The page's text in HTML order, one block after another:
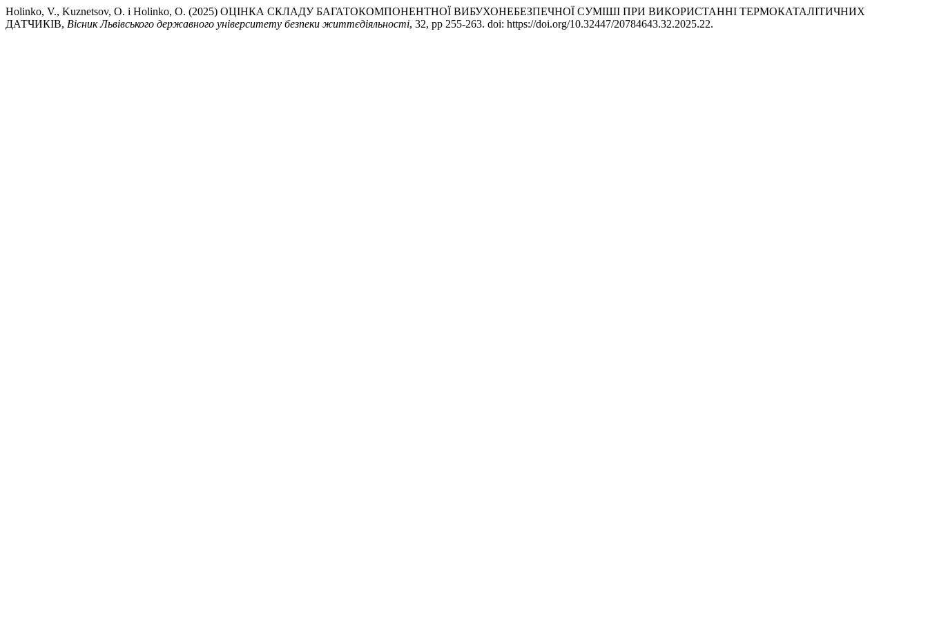
Holinko, V., Kuznetsov, O. і Holinko, O. (2025) ОЦІНКА СКЛАДУ БАГАТОКОМПОНЕНТНОЇ ВИБУХОНЕБЕЗПЕЧНОЇ СУМІШІ ПРИ ВИКОРИСТАННІ ТЕРМОКАТАЛІТИЧНИХ
ДАТЧИКІВ, Вісник Львівського державного університету безпеки життєдіяльності, 32, pp 255-263. doi: https://doi.org/10.32447/20784643.32.2025.22.